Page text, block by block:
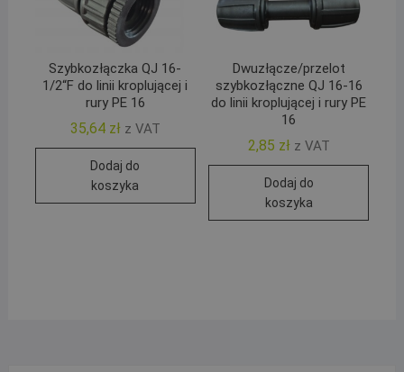
Szybkozłączka QJ 16-
1/2“F do linii kroplującej i
rury PE 16
35,64 zł z VAT
Dodaj do
koszyka
Dwuzłącze/przelot
szybkozłączne QJ 16-16
do linii kroplującej i rury PE
16
2,85 zł z VAT
Dodaj do
koszyka